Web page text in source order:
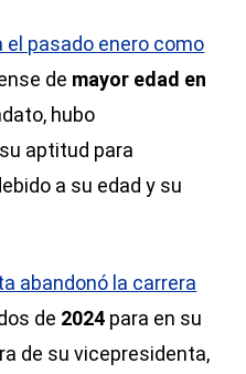
el pasado enero como
de mayor edad en
hubo
aptitud para
a su edad y su
abandonó la carrera
de 2024 para en su
de su vicepresidenta,